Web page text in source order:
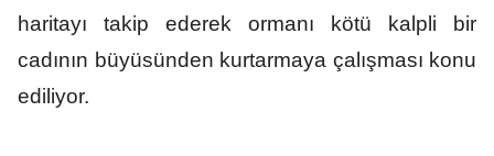
haritayı takip ederek ormanı kötü kalpli bir
cadının büyüsünden kurtarmaya çalışması konu
ediliyor.